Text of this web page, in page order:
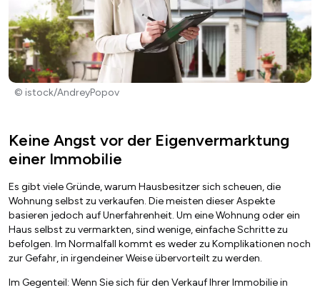
© istock/AndreyPopov
Keine Angst vor der Eigenvermarktung
einer Immobilie
Es gibt viele Gründe, warum Hausbesitzer sich scheuen, die
Wohnung selbst zu verkaufen. Die meisten dieser Aspekte
basieren jedoch auf Unerfahrenheit. Um eine Wohnung oder ein
Haus selbst zu vermarkten, sind wenige, einfache Schritte zu
befolgen. Im Normalfall kommt es weder zu Komplikationen noch
zur Gefahr, in irgendeiner Weise übervorteilt zu werden.
Im Gegenteil: Wenn Sie sich für den Verkauf Ihrer Immobilie in